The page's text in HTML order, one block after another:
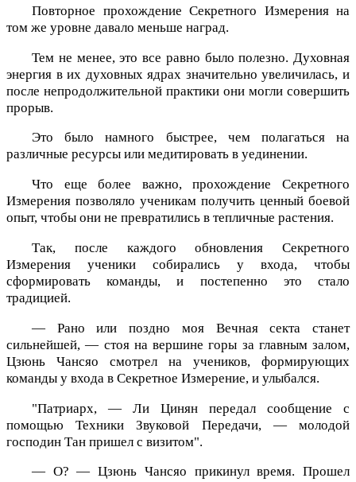
Повторное прохождение Секретного Измерения на
том же уровне давало меньше наград.
Тем не менее, это все равно было полезно. Духовная
энергия в их духовных ядрах значительно увеличилась, и
после непродолжительной практики они могли совершить
прорыв.
Это было намного быстрее, чем полагаться на
различные ресурсы или медитировать в уединении.
Что еще более важно, прохождение Секретного
Измерения позволяло ученикам получить ценный боевой
опыт, чтобы они не превратились в тепличные растения.
Так, после каждого обновления Секретного
Измерения ученики собирались у входа, чтобы
сформировать команды, и постепенно это стало
традицией.
— Рано или поздно моя Вечная секта станет
сильнейшей, — стоя на вершине горы за главным залом,
Цзюнь Чансяо смотрел на учеников, формирующих
команды у входа в Секретное Измерение, и улыбался.
"Патриарх, — Ли Цинян передал сообщение с
помощью Техники Звуковой Передачи, — молодой
господин Тан пришел с визитом".
— О? — Цзюнь Чансяо прикинул время. Прошел